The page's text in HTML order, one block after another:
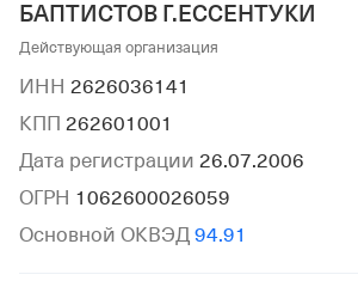
БАПТИСТОВ Г.ЕССЕНТУКИ
Действующая организация
ИНН 2626036141
КПП 262601001
Дата регистрации 26.07.2006
ОГРН 1062600026059
Основной ОКВЭД 94.91